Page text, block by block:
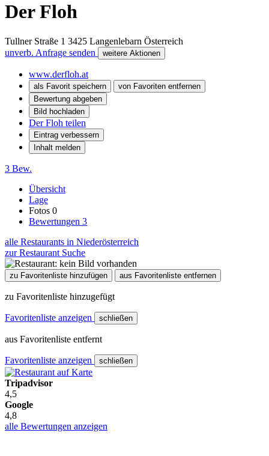
Der Floh
Tullner Straße 1 3425 Langenlebarn Österreich
unverb. Anfrage senden
weitere Aktionen
www.derfloh.at
als Favorit speichern
von Favoriten entfernen
Bewertung abgeben
Bild hochladen
Der Floh teilen
Eintrag verbessern
Inhalt melden
3 Bew.
Übersicht
Lage
Fotos 0
Bewertungen 3
alle Restaurants in Niederösterreich
zur Restaurant Suche
zu Favoritenliste hinzufügen aus Favoritenliste entfernen
zu Favoritenliste hinzugefügt
Favoritenliste anzeigen schließen
aus Favoritenliste entfernt
Favoritenliste anzeigen schließen
Tripadvisor
4,5
Google
4,8
alle Bewertungen anzeigen